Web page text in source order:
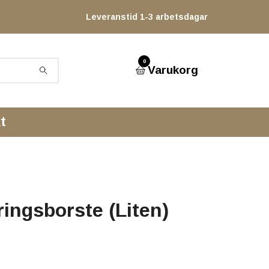
Leveranstid 1-3 arbetsdagar
0
Varukorg
(Liten)